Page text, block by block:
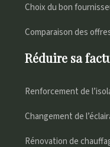
Choix du bon
Comparaison des
Réduire sa
Renforcement de
Changement de
Rénovation de